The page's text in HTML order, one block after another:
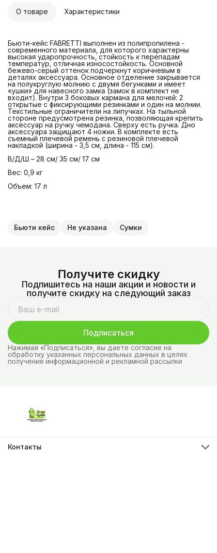
О товаре Характеристики
Бьюти-кейс FABRETTI выполнен из полипропилена -
современного материала, для которого характерны
высокая ударопрочность, стойкость к перепадам
температур, отличная износостойкость. Основной
бежево-серый оттенок подчеркнут коричневым в
деталях аксессуара. Основное отделение закрывается
на полукруглую молнию с двумя бегунками и имеет
«ушки» для навесного замка (замок в комплект не
входит). Внутри 3 боковых кармана для мелочей: 2
открытые с фиксирующими резинками и один на молнии.
Текстильные ограничители на липучках. На тыльной
стороне предусмотрена резинка, позволяющая крепить
аксессуар на ручку чемодана. Сверху есть ручка. Дно
аксессуара защищают 4 ножки. В комплекте есть
съемный плечевой ремень с резиновой плечевой
накладкой (ширина - 3,5 см, длина - 115 см).
В/Д/Ш – 28 см/ 35 см/ 17 см
Вес: 0,9 кг
Объем: 17 л
Бьюти кейс Не указана Сумки
Получите скидку
Подпишитесь на наши акции и новости и
получите скидку на следующий заказ
Подписаться
Нажимая «Подписаться», вы даете согласие на
обработку указанных персональных данных в целях
получения информационной и рекламной рассылки
Контакты